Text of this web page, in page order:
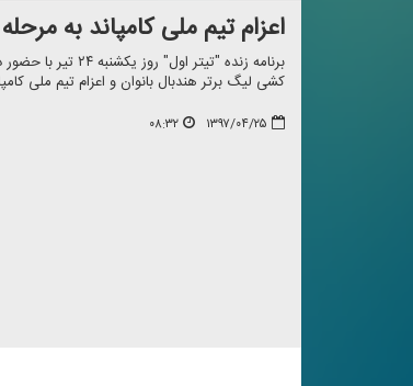
اعزام تیم ملی كامپاند به
برنامه زنده
كشی لیگ برتر هندبال بانوان و اعزام تیم ملی
۱۳۹۷/۰۴/۲۵ ۰۸:۳۲